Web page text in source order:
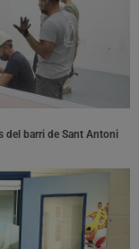
del barri de Sant Antoni